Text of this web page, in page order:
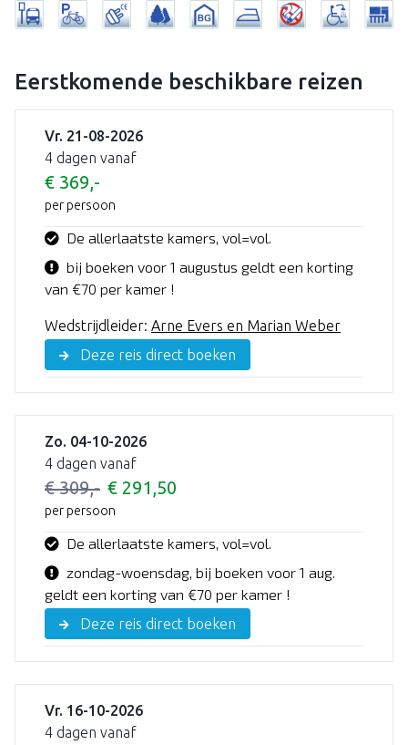
Eerstkomende beschikbare reizen
Vr. 21-08-2026
4 dagen vanaf
€ 369,-
per persoon
De allerlaatste kamers, vol=vol.
bij boeken voor 1 augustus geldt een korting
van €70 per kamer !
Wedstrijdleider: Arne Evers en Marian Weber
Deze reis direct boeken
Zo. 04-10-2026
4 dagen vanaf
€ 309,- € 291,50
per persoon
De allerlaatste kamers, vol=vol.
zondag-woensdag, bij boeken voor 1 aug.
geldt een korting van €70 per kamer !
Deze reis direct boeken
Vr. 16-10-2026
4 dagen vanaf